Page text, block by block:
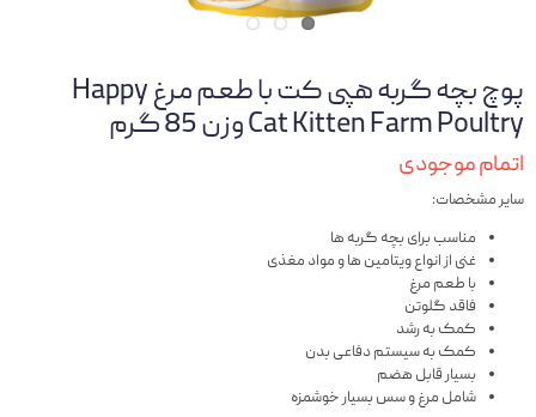
پوچ بچه گربه هپی کت با طعم مرغ Happy
Cat Kitten Farm Poultry وزن 85 گرم
اتمام موجودی
سایر مشخصات:
مناسب برای بچه گربه ها
غنی از انواع ویتامین ها و مواد مغذی
با طعم مرغ
فاقد گلوتن
کمک به رشد
کمک به سیستم دفاعی بدن
بسیار قابل هضم
شامل مرغ و سس بسیار خوشمزه